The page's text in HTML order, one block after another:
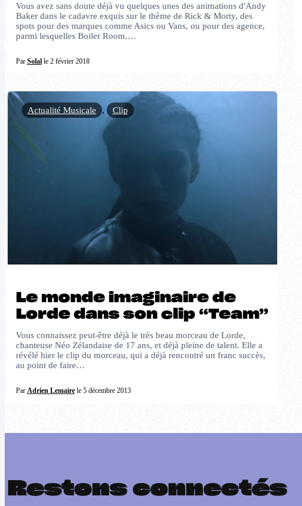
Vous avez sans doute déjà vu quelques unes des animations d'Andy
Baker dans le cadavre exquis sur le thème de Rick & Morty, des
spots pour des marques comme Asics ou Vans, ou pour des agence,
parmi lesquelles Boiler Room.…
Par Solalle 2 février 2018
Le monde imaginaire de
Lorde dans son clip “Team”
Vous connaissez peut-être déjà le très beau morceau de Lorde,
chanteuse Néo Zélandaise de 17 ans, et déjà pleine de talent. Elle a
révélé hier le clip du morceau, qui a déjà rencontré un franc succès,
au point de faire…
Par Adrien Lemairele 5 décembre 2013
Actualité Musicale , Clip
Restons connectés